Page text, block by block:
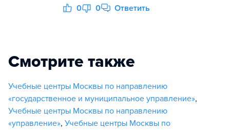
0 0 Ответить
Смотрите также
Учебные центры Москвы по направлению
«государственное и муниципальное управление»,
Учебные центры Москвы по направлению
«управление», Учебные центры Москвы по